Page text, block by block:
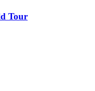
Tour